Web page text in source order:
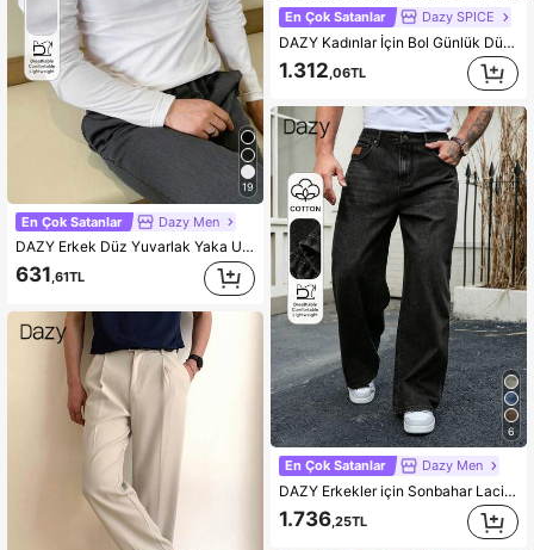
19
En Çok Satanlar Dazy Men
DAZY Erkek Düz Yuvarlak Yaka Uzun Kollu Minimalist Günlük Üst, Sonbahar Tişörtü
631,61TL
En Çok Satanlar Dazy SPICE
DAZY Kadınlar İçin Bol Günlük Düz Paça Kot Pantolon, Yaz Yeni Gelenler
1.312 ,06TL
6
En Çok Satanlar Dazy Men
DAZY Erkekler için Sonbahar Lacivert Ham Denim Geniş Paçalı Yama Detaylı Kot Pantolon
1.736 ,25TL